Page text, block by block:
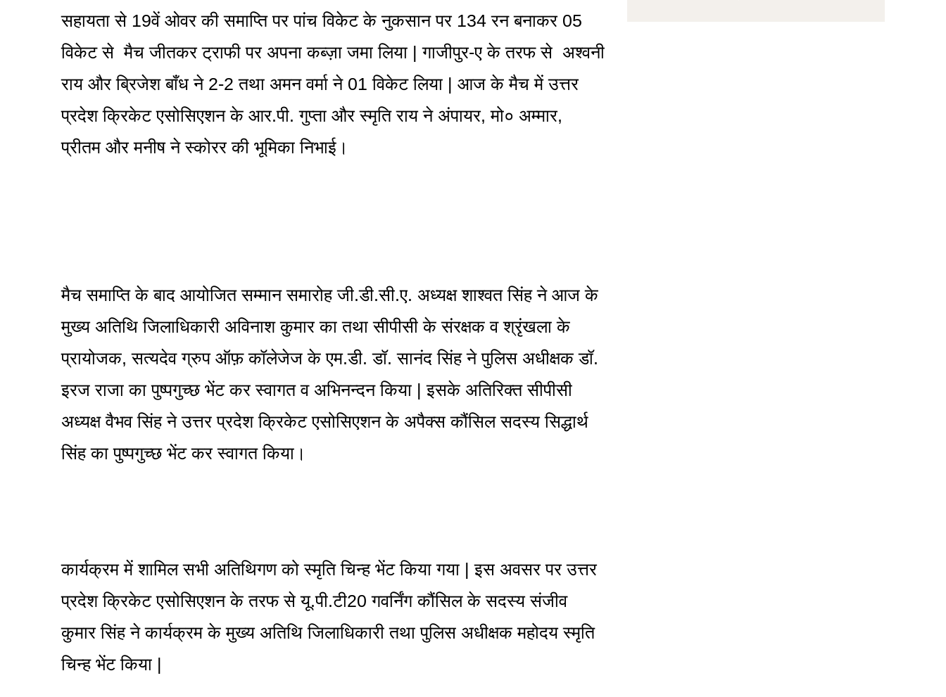
सहायता से 19वें ओवर की समाप्ति पर पांच विकेट के नुकसान पर 134 रन बनाकर 05
विकेट से मैच जीतकर ट्राफी पर अपना कब्ज़ा जमा लिया | गाजीपुर-ए के तरफ से अश्वनी
राय और ब्रिजेश बाँध ने 2-2 तथा अमन वर्मा ने 01 विकेट लिया | आज के मैच में उत्तर
प्रदेश क्रिकेट एसोसिएशन के आर.पी. गुप्ता और स्मृति राय ने अंपायर, मो० अम्मार,
प्रीतम और मनीष ने स्कोरर की भूमिका निभाई।
मैच समाप्ति के बाद आयोजित सम्मान समारोह जी.डी.सी.ए. अध्यक्ष शाश्वत सिंह ने आज के
मुख्य अतिथि जिलाधिकारी अविनाश कुमार का तथा सीपीसी के संरक्षक व श्रृंखला के
प्रायोजक, सत्यदेव ग्रुप ऑफ़ कॉलेजेज के एम.डी. डॉ. सानंद सिंह ने पुलिस अधीक्षक डॉ.
इरज राजा का पुष्पगुच्छ भेंट कर स्वागत व अभिनन्दन किया | इसके अतिरिक्त सीपीसी
अध्यक्ष वैभव सिंह ने उत्तर प्रदेश क्रिकेट एसोसिएशन के अपैक्स कौंसिल सदस्य सिद्धार्थ
सिंह का पुष्पगुच्छ भेंट कर स्वागत किया।
कार्यक्रम में शामिल सभी अतिथिगण को स्मृति चिन्ह भेंट किया गया | इस अवसर पर उत्तर
प्रदेश क्रिकेट एसोसिएशन के तरफ से यू.पी.टी20 गवर्निंग कौंसिल के सदस्य संजीव
कुमार सिंह ने कार्यक्रम के मुख्य अतिथि जिलाधिकारी तथा पुलिस अधीक्षक महोदय स्मृति
चिन्ह भेंट किया |